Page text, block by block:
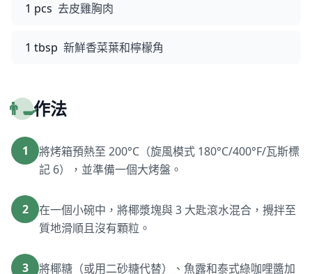
1 pcs 去皮雞胸肉
1 tbsp 新鮮香菜葉和檸檬角
👨‍🍳作法
1
將烤箱預熱至 200°C（旋風模式 180°C/400°F/瓦斯標
記 6），並準備一個大烤盤。
2
在一個小碗中，將椰漿塊與 3 大匙滾水混合，攪拌至
質地滑順且沒有顆粒。
3
將椰糖（或用二砂糖代替）、魚露和泰式綠咖哩醬加